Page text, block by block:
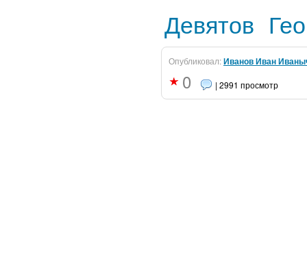
Девятов
Опубликовал:Иванов Иван
0 | 2991 просмотр